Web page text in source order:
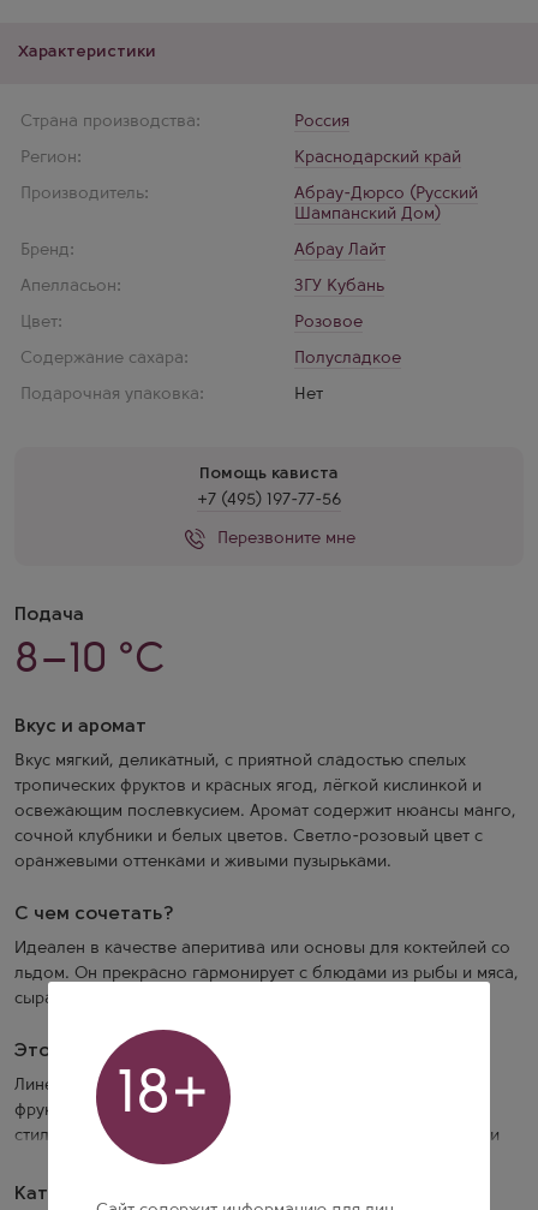
Характеристики
Страна производства:
Россия
Регион:
Краснодарский край
Производитель:
Абрау-Дюрсо (Русский
Шампанский Дом)
Бренд:
Абрау Лайт
Апелласьон:
ЗГУ Кубань
Цвет:
Розовое
Содержание сахара:
Полусладкое
Подарочная упаковка:
Нет
Помощь кависта
+7 (495) 197-77-56
Перезвоните мне
Подача
8–10 °C
Вкус и аромат
Вкус мягкий, деликатный, с приятной сладостью спелых
тропических фруктов и красных ягод, лёгкой кислинкой и
освежающим послевкусием. Аромат содержит нюансы манго,
сочной клубники и белых цветов. Светло-розовый цвет с
оранжевыми оттенками и живыми пузырьками.
С чем сочетать?
Идеален в качестве аперитива или основы для коктейлей со
льдом. Он прекрасно гармонирует с блюдами из рыбы и мяса,
сырами.
Это интересно!
Линейка Abrau Light — это коллекция лёгких игристых
фруктовых напитков, которые подойдут для молодых,
стильных и ярких людей. Она была полностью обновлена и
теперь включает четыре новых запоминающихся вкуса с
тонкими нотами фруктов и ягод. Эти напитки идеально
Категории напитка
18+